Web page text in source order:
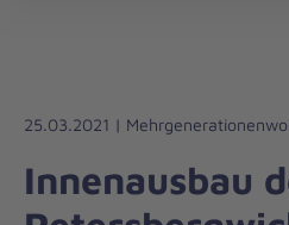
Liebe
Leben
25.03.2021 |
Innenausbau